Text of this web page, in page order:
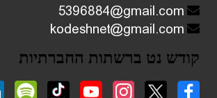
קודש נט ברשתות החברתיות